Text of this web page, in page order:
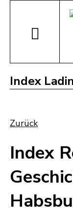
Index
Zurück
Index